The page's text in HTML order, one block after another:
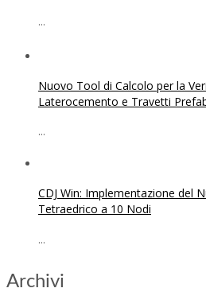
...
Nuovo Tool di Calcolo per la
Laterocemento e Travetti
...
CDJ Win: Implementazione del
Tetraedrico a 10 Nodi
...
Archivi